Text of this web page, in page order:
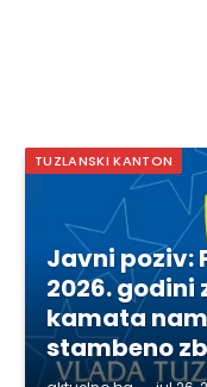
TUZLANSKI KANTON
Javni poziv:
2026. godini
kamata
stambeno